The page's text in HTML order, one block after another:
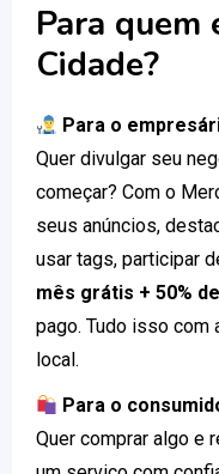
Para quem
Cidade?
Para o
Quer divulgar seu
começar? Com o
seus anúncios,
usar tags, participar
mês grátis + 50%
pago. Tudo isso com
local.
Para o
Quer comprar algo e